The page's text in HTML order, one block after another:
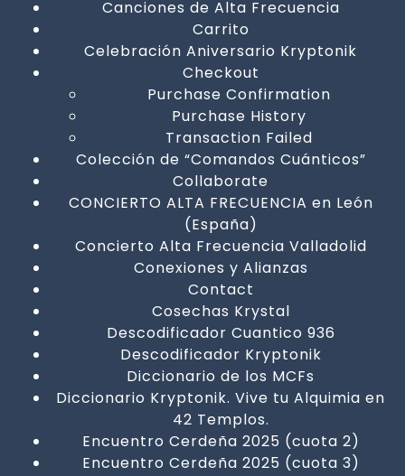
Canciones de Alta Frecuencia
Carrito
Celebración Aniversario Kryptonik
Checkout
Purchase Confirmation
Purchase History
Transaction Failed
Colección de “Comandos Cuánticos”
Collaborate
CONCIERTO ALTA FRECUENCIA en León
(España)
Concierto Alta Frecuencia Valladolid
Conexiones y Alianzas
Contact
Cosechas Krystal
Descodificador Cuantico 936
Descodificador Kryptonik
Diccionario de los MCFs
Diccionario Kryptonik. Vive tu Alquimia en
42 Templos.
Encuentro Cerdeña 2025 (cuota 2)
Encuentro Cerdeña 2025 (cuota 3)